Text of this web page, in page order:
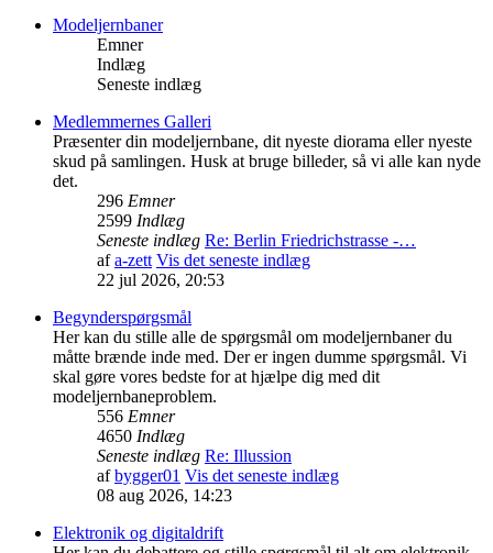
Modeljernbaner
Emner
Indlæg
Seneste indlæg
Medlemmernes Galleri
Præsenter din modeljernbane, dit nyeste diorama eller nyeste
skud på samlingen. Husk at bruge billeder, så vi alle kan nyde
det.
296 Emner
2599 Indlæg
Seneste indlæg Re: Berlin Friedrichstrasse -…
afa-zett Vis det seneste indlæg
22 jul 2026, 20:53
Begynderspørgsmål
Her kan du stille alle de spørgsmål om modeljernbaner du
måtte brænde inde med. Der er ingen dumme spørgsmål. Vi
skal gøre vores bedste for at hjælpe dig med dit
modeljernbaneproblem.
556 Emner
4650 Indlæg
Seneste indlæg Re: Illussion
afbygger01 Vis det seneste indlæg
08 aug 2026, 14:23
Elektronik og digitaldrift